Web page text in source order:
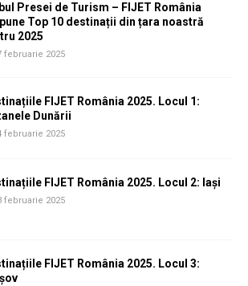
Presei de Turism – FIJET România
Top 10 destinații din țara noastră
2025
februarie 2025
FIJET România 2025. Locul 1:
Dunării
februarie 2025
FIJET România 2025. Locul 2: Iași
februarie 2025
FIJET România 2025. Locul 3: